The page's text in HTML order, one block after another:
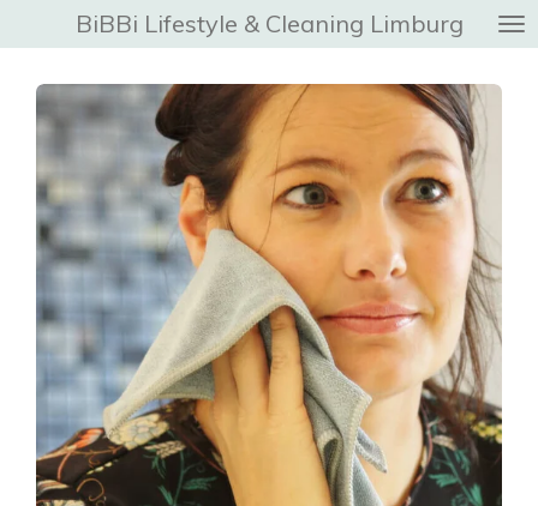
direct
naar
BiBBi Lifestyle & Cleaning Limburg